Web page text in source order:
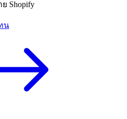
Shopify
น